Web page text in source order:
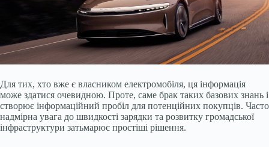
Для тих, хто вже є власником електромобіля, ця інформація
може здатися очевидною. Проте, саме брак таких базових знань і
створює інформаційний пробіл для потенційних покупців. Часто
надмірна увага до швидкості зарядки та розвитку громадської
інфраструктури затьмарює простіші рішення.